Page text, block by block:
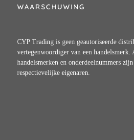
WAARSCHUWING
CYP Trading is geen geautoriseerde
vertegenwoordiger van een handelsmerk.
handelsmerken en onderdeelnummers
respectievelijke eigenaren.